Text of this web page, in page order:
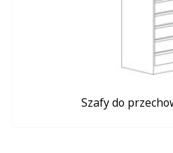
Szafy do